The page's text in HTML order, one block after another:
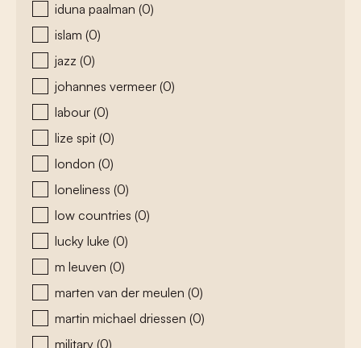
iduna paalman (0)
islam (0)
jazz (0)
johannes vermeer (0)
labour (0)
lize spit (0)
london (0)
loneliness (0)
low countries (0)
lucky luke (0)
m leuven (0)
marten van der meulen (0)
martin michael driessen (0)
military (0)